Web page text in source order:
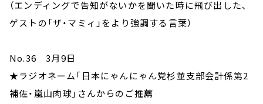
（エンディングで告知がないかを聞いた時に飛び出した、
ゲストの「ザ・マミィ」をより強調する言葉）
No.36 3月9日
★ラジオネーム「日本にゃんにゃん党杉並支部会計係第2
補佐・嵐山肉球」さんからのご推薦